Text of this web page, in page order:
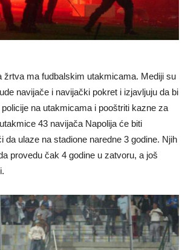
žrtva ma fudbalskim utakmicama. Mediji su
navijače i navijački pokret i izjavljuju da bi
na utakmicama i pooštriti kazne za
43 navijača Napolija će biti
da ulaze na stadione naredne 3 godine. Njih
provedu čak 4 godine u zatvoru, a još